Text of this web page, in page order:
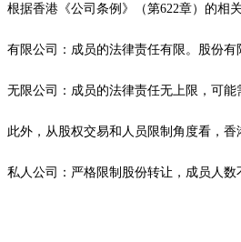
根据香港《公司条例》（第622章）的相
有限公司：成员的法律责任有限。股份
无限公司：成员的法律责任无上限，可
此外，从股权交易和人员限制角度看，香
私人公司：严格限制股份转让，成员人数